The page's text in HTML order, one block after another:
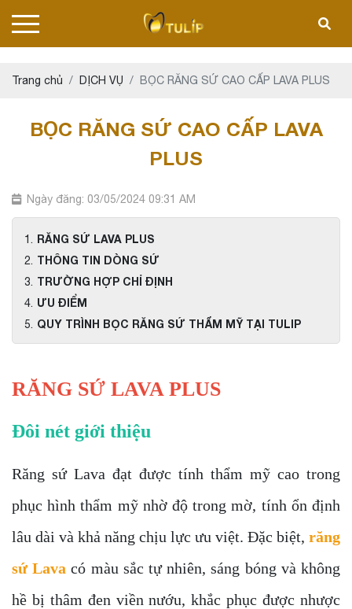
Trang chủ DỊCH VỤ BỌC RĂNG SỨ CAO CẤP LAVA PLUS
BỌC RĂNG SỨ CAO CẤP LAVA
PLUS
Ngày đăng: 03/05/2024 09:31 AM
RĂNG SỨ LAVA PLUS
THÔNG TIN DÒNG SỨ
TRƯỜNG HỢP CHỈ ĐỊNH
ƯU ĐIỂM
QUY TRÌNH BỌC RĂNG SỨ THẨM MỸ TẠI TULIP
RĂNG SỨ LAVA PLUS
Đôi nét giới thiệu
Răng sứ Lava đạt được tính thẩm mỹ cao trong
phục hình thẩm mỹ nhờ độ trong mờ, tính ổn định
lâu dài và khả năng chịu lực ưu việt. Đặc biệt, răng
sứ Lava có màu sắc tự nhiên, sáng bóng và không
hề bị thâm đen viền nướu, khắc phục được nhược